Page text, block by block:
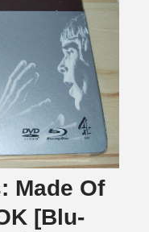
Made Of
[Blu-